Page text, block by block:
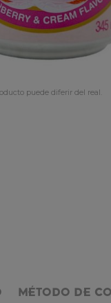
puede diferir del real.
MÉTODO DE